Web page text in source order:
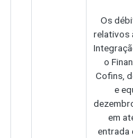
Os
relativos
o
Cofins,
e
em
entrada